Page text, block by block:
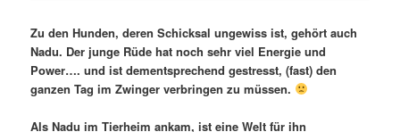
Zu den Hunden, deren Schicksal ungewiss ist, gehört auch
Nadu. Der junge Rüde hat noch sehr viel Energie und
Power…. und ist dementsprechend gestresst, (fast) den
ganzen Tag im Zwinger verbringen zu müssen.
Als Nadu im Tierheim ankam, ist eine Welt für ihn